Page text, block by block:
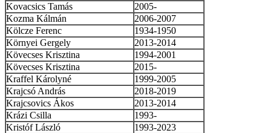
Kovacsics Tamás
2005-
Kozma Kálmán
2006-2007
Kölcze Ferenc
1934-1950
Környei Gergely
2013-2014
Kövecses Krisztina
1994-2001
Kövecses Krisztina
2015-
Kraffel Károlyné
1999-2005
Krajcsó András
2018-2019
Krajcsovics Ákos
2013-2014
Krázi Csilla
1993-
Kristóf László
1993-2023